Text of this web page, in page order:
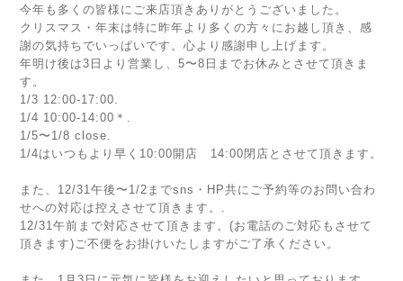
今年も多くの皆様にご来店頂きありがとうございました。
クリスマス・年末は特に昨年より多くの方々にお越し頂き、感
謝の気持ちでいっぱいです。心より感謝申し上げます。
年明け後は3日より営業し、5〜8日までお休みとさせて頂きま
す。
1/3 12:00-17:00.
1/4 10:00-14:00＊.
1/5〜1/8 close.
1/4はいつもより早く10:00開店 14:00閉店とさせて頂きます。
また、12/31午後〜1/2までsns・HP共にご予約等のお問い合わ
せへの対応は控えさせて頂きます。.
12/31午前まで対応させて頂きます。(お電話のご対応もさせて
頂きます)ご不便をお掛けいたしますがご了承ください。